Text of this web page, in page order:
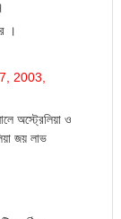
।
2003,
অস্ট্রেলিয়া ও
জয়লাভ